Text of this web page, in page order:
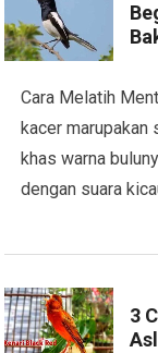
Cara Melatih
kacer marupakan
khas warna
dengan suara
3